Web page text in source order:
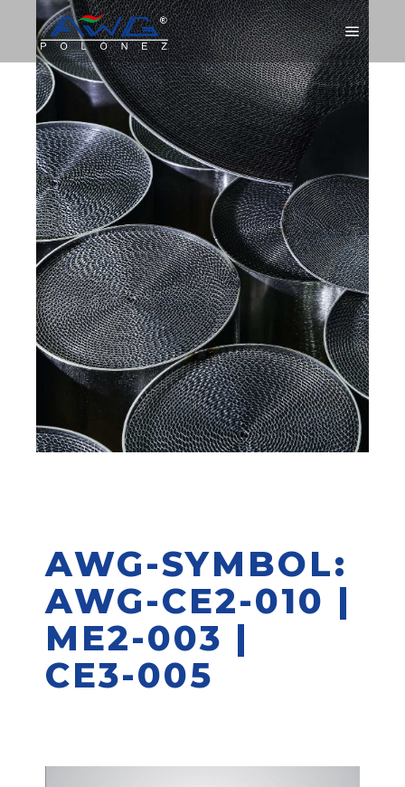
AWG-SYMBOL:
AWG-CE2-010 |
ME2-003 |
CE3-005